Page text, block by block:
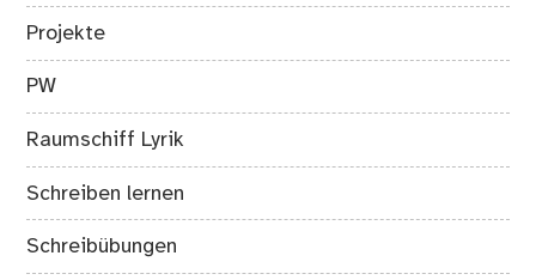
Projekte
PW
Raumschiff Lyrik
Schreiben lernen
Schreibübungen